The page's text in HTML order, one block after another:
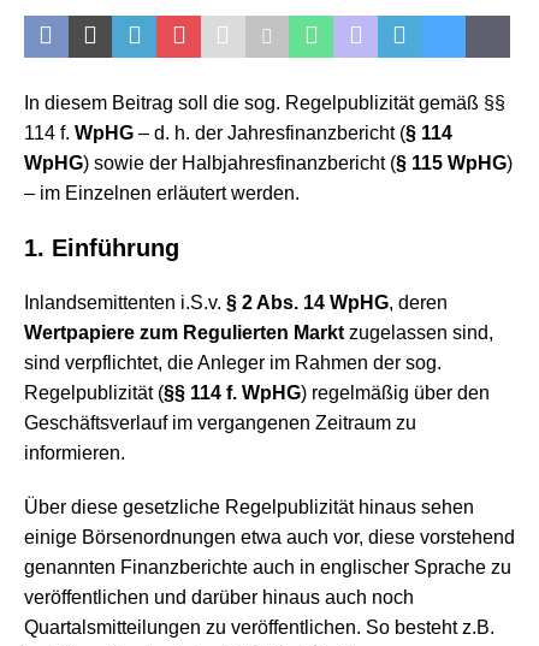
In diesem Beitrag soll die sog. Regelpublizität gemäß §§
114 f. WpHG – d. h. der Jahresfinanzbericht (§ 114
WpHG) sowie der Halbjahresfinanzbericht (§ 115 WpHG)
– im Einzelnen erläutert werden.
1. Einführung
Inlandsemittenten i.S.v. § 2 Abs. 14 WpHG, deren
Wertpapiere zum Regulierten Markt zugelassen sind,
sind verpflichtet, die Anleger im Rahmen der sog.
Regelpublizität (§§ 114 f. WpHG) regelmäßig über den
Geschäftsverlauf im vergangenen Zeitraum zu
informieren.
Über diese gesetzliche Regelpublizität hinaus sehen
einige Börsenordnungen etwa auch vor, diese vorstehend
genannten Finanzberichte auch in englischer Sprache zu
veröffentlichen und darüber hinaus auch noch
Quartalsmitteilungen zu veröffentlichen. So besteht z.B.